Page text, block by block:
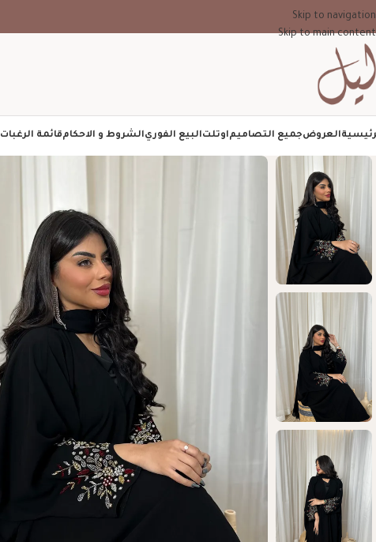
Skip to navigation
Skip to main content
العروضجميع التصاميماوتلتالبيع الفوريالشروط و الاحكامقائمة الرغبات